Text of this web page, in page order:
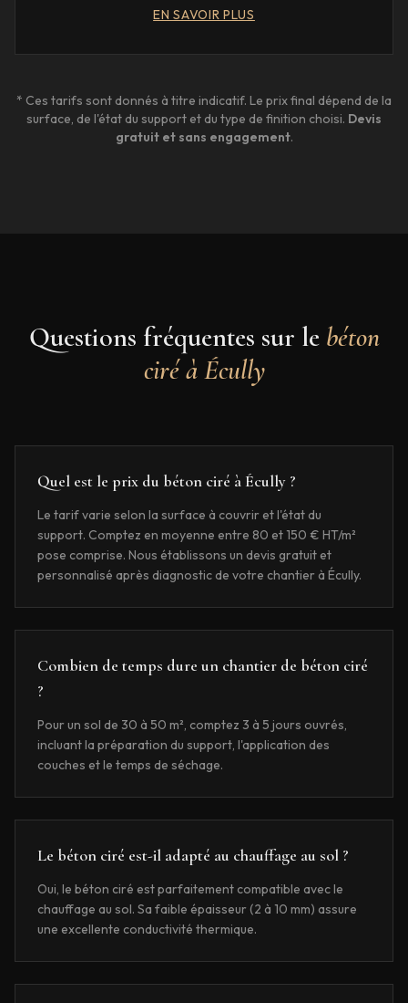
EN SAVOIR PLUS
* Ces tarifs sont donnés à titre indicatif. Le prix final dépend de la
surface, de l'état du support et du type de finition choisi. Devis
gratuit et sans engagement.
Questions fréquentes sur le béton
ciré àÉcully
Quel est le prix du béton ciré à Écully ?
Le tarif varie selon la surface à couvrir et l'état du
support. Comptez en moyenne entre 80 et 150 € HT/m²
pose comprise. Nous établissons un devis gratuit et
personnalisé après diagnostic de votre chantier à Écully.
Combien de temps dure un chantier de béton ciré
?
Pour un sol de 30 à 50 m², comptez 3 à 5 jours ouvrés,
incluant la préparation du support, l'application des
couches et le temps de séchage.
Le béton ciré est-il adapté au chauffage au sol ?
Oui, le béton ciré est parfaitement compatible avec le
chauffage au sol. Sa faible épaisseur (2 à 10 mm) assure
une excellente conductivité thermique.